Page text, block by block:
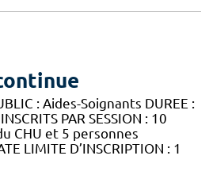
: Aides-Soignants DUREE :
PAR SESSION : 10
CHU et 5 personnes
LIMITE D’INSCRIPTION : 1